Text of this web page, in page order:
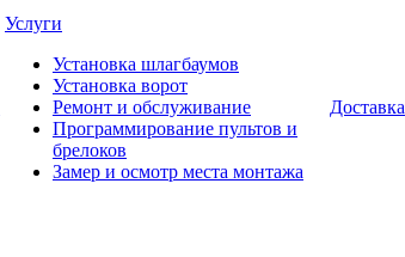
Услуги
Установка шлагбаумов
Установка ворот
Ремонт и обслуживание
Программирование пультов и
брелоков
Замер и осмотр места монтажа
Доставка